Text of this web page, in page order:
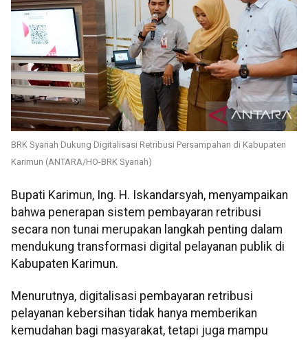
BRK Syariah Dukung Digitalisasi Retribusi Persampahan di Kabupaten
Karimun (ANTARA/HO-BRK Syariah)
Bupati Karimun, Ing. H. Iskandarsyah, menyampaikan
bahwa penerapan sistem pembayaran retribusi
secara non tunai merupakan langkah penting dalam
mendukung transformasi digital pelayanan publik di
Kabupaten Karimun.
Menurutnya, digitalisasi pembayaran retribusi
pelayanan kebersihan tidak hanya memberikan
kemudahan bagi masyarakat, tetapi juga mampu